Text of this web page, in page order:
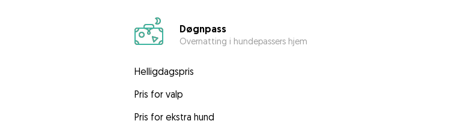
Døgnpass
Overnatting i hundepassers hjem
Helligdagspris
Pris for valp
Pris for ekstra hund